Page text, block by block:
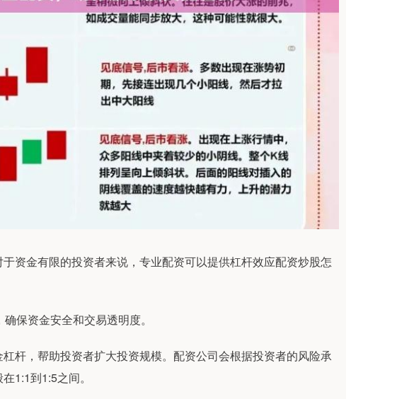
资金有限的投资者来说，专业配资可以提供杠杆效应配资炒股怎
保资金安全和交易透明度。
杆，帮助投资者扩大投资规模。配资公司会根据投资者的风险承
1:1到1:5之间。